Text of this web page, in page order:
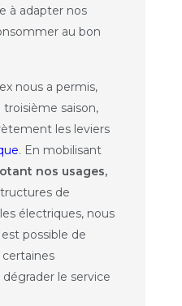
à adapter nos
au bon
nous a permis,
saison,
les leviers
. En mobilisant
nos usages,
de
électriques, nous
possible de
le service